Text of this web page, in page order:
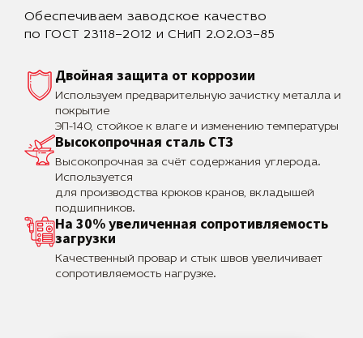
Обеспечиваем заводское качество
по ГОСТ 23118–2012 и СНиП 2.02.03–85
Двойная защита от коррозии
Используем предварительную зачистку металла и
покрытие
ЭП-140, стойкое к влаге и изменению температуры
Высокопрочная сталь СТЗ
Высокопрочная за счёт содержания углерода.
Используется
для производства крюков кранов, вкладышей
подшипников.
На 30% увеличенная сопротивляемость
загрузки
Качественный провар и стык швов увеличивает
сопротивляемость нагрузке.